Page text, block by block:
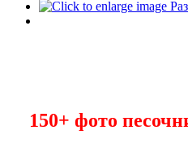
150+ фото